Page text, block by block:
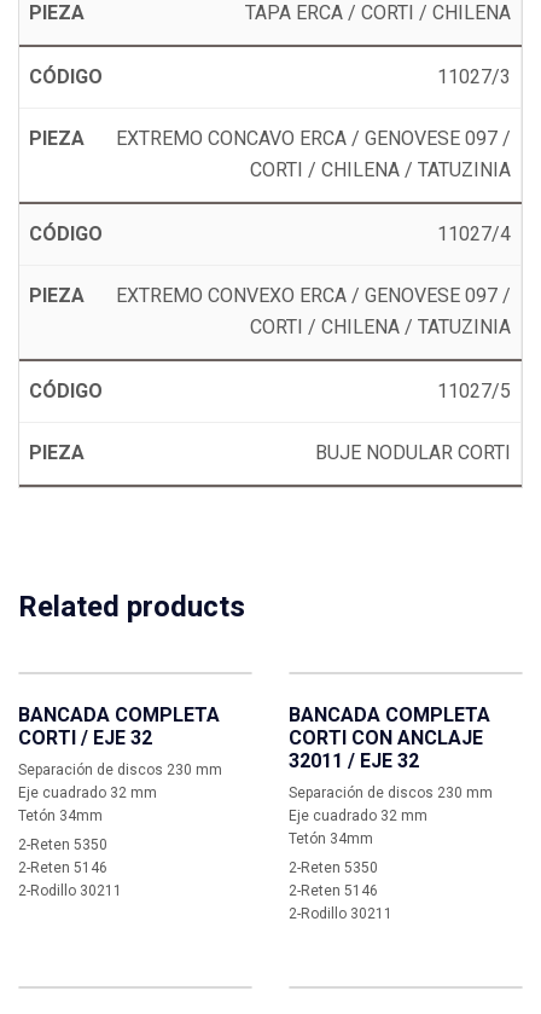
TAPA ERCA / CORTI / CHILENA
11027/3
EXTREMO CONCAVO ERCA / GENOVESE 097 /
CORTI / CHILENA / TATUZINIA
11027/4
EXTREMO CONVEXO ERCA / GENOVESE 097 /
CORTI / CHILENA / TATUZINIA
11027/5
BUJE NODULAR CORTI
Related products
BANCADA COMPLETA
CORTI / EJE 32
Separación de discos 230 mm
Eje cuadrado 32 mm
Tetón 34mm
2-Reten 5350
2-Reten 5146
2-Rodillo 30211
BANCADA COMPLETA
CORTI CON ANCLAJE
32011 / EJE 32
Separación de discos 230 mm
Eje cuadrado 32 mm
Tetón 34mm
2-Reten 5350
2-Reten 5146
2-Rodillo 30211